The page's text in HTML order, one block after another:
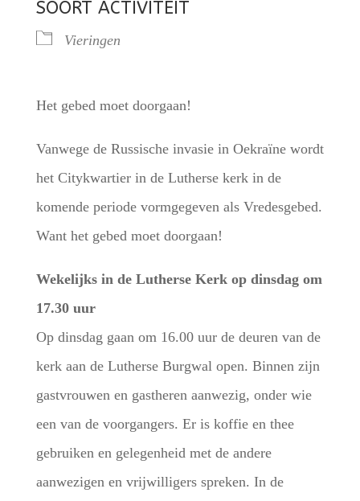
SOORT ACTIVITEIT
Vieringen
Het gebed moet doorgaan!
Vanwege de Russische invasie in Oekraïne wordt
het Citykwartier in de Lutherse kerk in de
komende periode vormgegeven als Vredesgebed.
Want het gebed moet doorgaan!
Wekelijks in de Lutherse Kerk op dinsdag om
17.30 uur
Op dinsdag gaan om 16.00 uur de deuren van de
kerk aan de Lutherse Burgwal open. Binnen zijn
gastvrouwen en gastheren aanwezig, onder wie
een van de voorgangers. Er is koffie en thee
gebruiken en gelegenheid met de andere
aanwezigen en vrijwilligers spreken. In de